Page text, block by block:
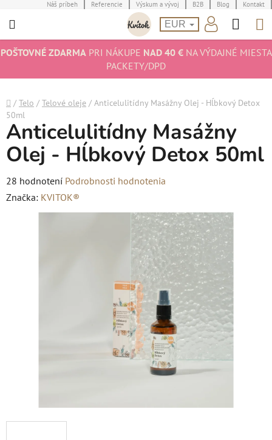
na
Náš príbeh Referencie Výskum a vývoj B2B Blog Kontakt
EUR
POŠTOVNÉ ZDARMAPRI NÁKUPE NAD 40 €NA VÝDAJNÉ MIESTA
PACKETY/DPD
Domov
/ Telo / Telové oleje / Anticelulitídny Masážny Olej - Hĺbkový Detox
50ml
Anticelulitídny Masážny
Olej - Hĺbkový Detox 50ml
Priemerné
hodnotenie
produktu
28 hodnotení Podrobnosti hodnotenia
Značka: KVITOK®